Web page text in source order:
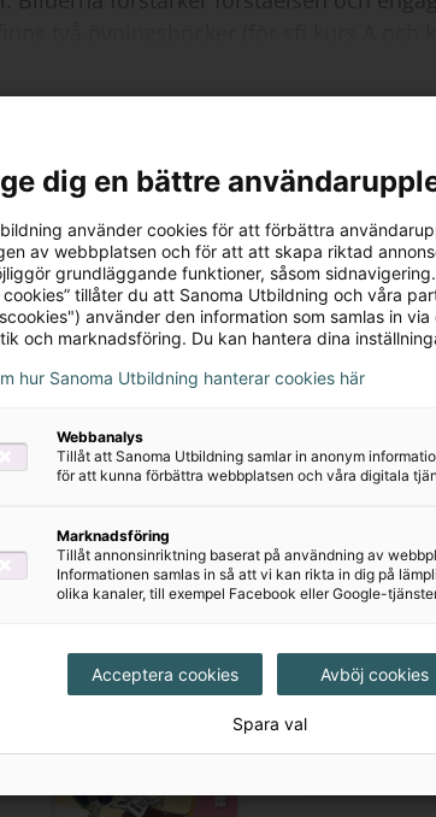
ord och fraser från textboken och därmed
och Lailas berättelse handlar om
för köp av dig som är privatkund
dig en bättre
använder cookies för att förbättra
av webbplatsen och för att att skapa riktad
grundläggande funktioner, såsom
cookies” tillåter du att Sanoma Utbildning och våra
använder den information som samlas in via
och marknadsföring. Du kan hantera dina
hur Sanoma Utbildning hanterar cookies här
Webbanalys
Tillåt att Sanoma Utbildning samlar in anonym
för att kunna förbättra webbplatsen och våra digitala
Marknadsföring
Tillåt annonsinriktning baserat på användning av
Informationen samlas in så att vi kan rikta in dig på
olika kanaler, till exempel Facebook eller Google-
Acceptera cookies Avböj cookies
Spara val